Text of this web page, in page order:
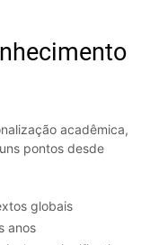
acadêmica,
pontos desde
globais
anos